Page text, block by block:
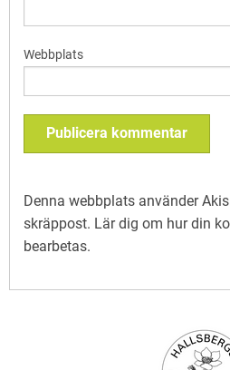
Webbplats
Denna webbplats använder
skräppost. Lär dig om hur din
bearbetas.